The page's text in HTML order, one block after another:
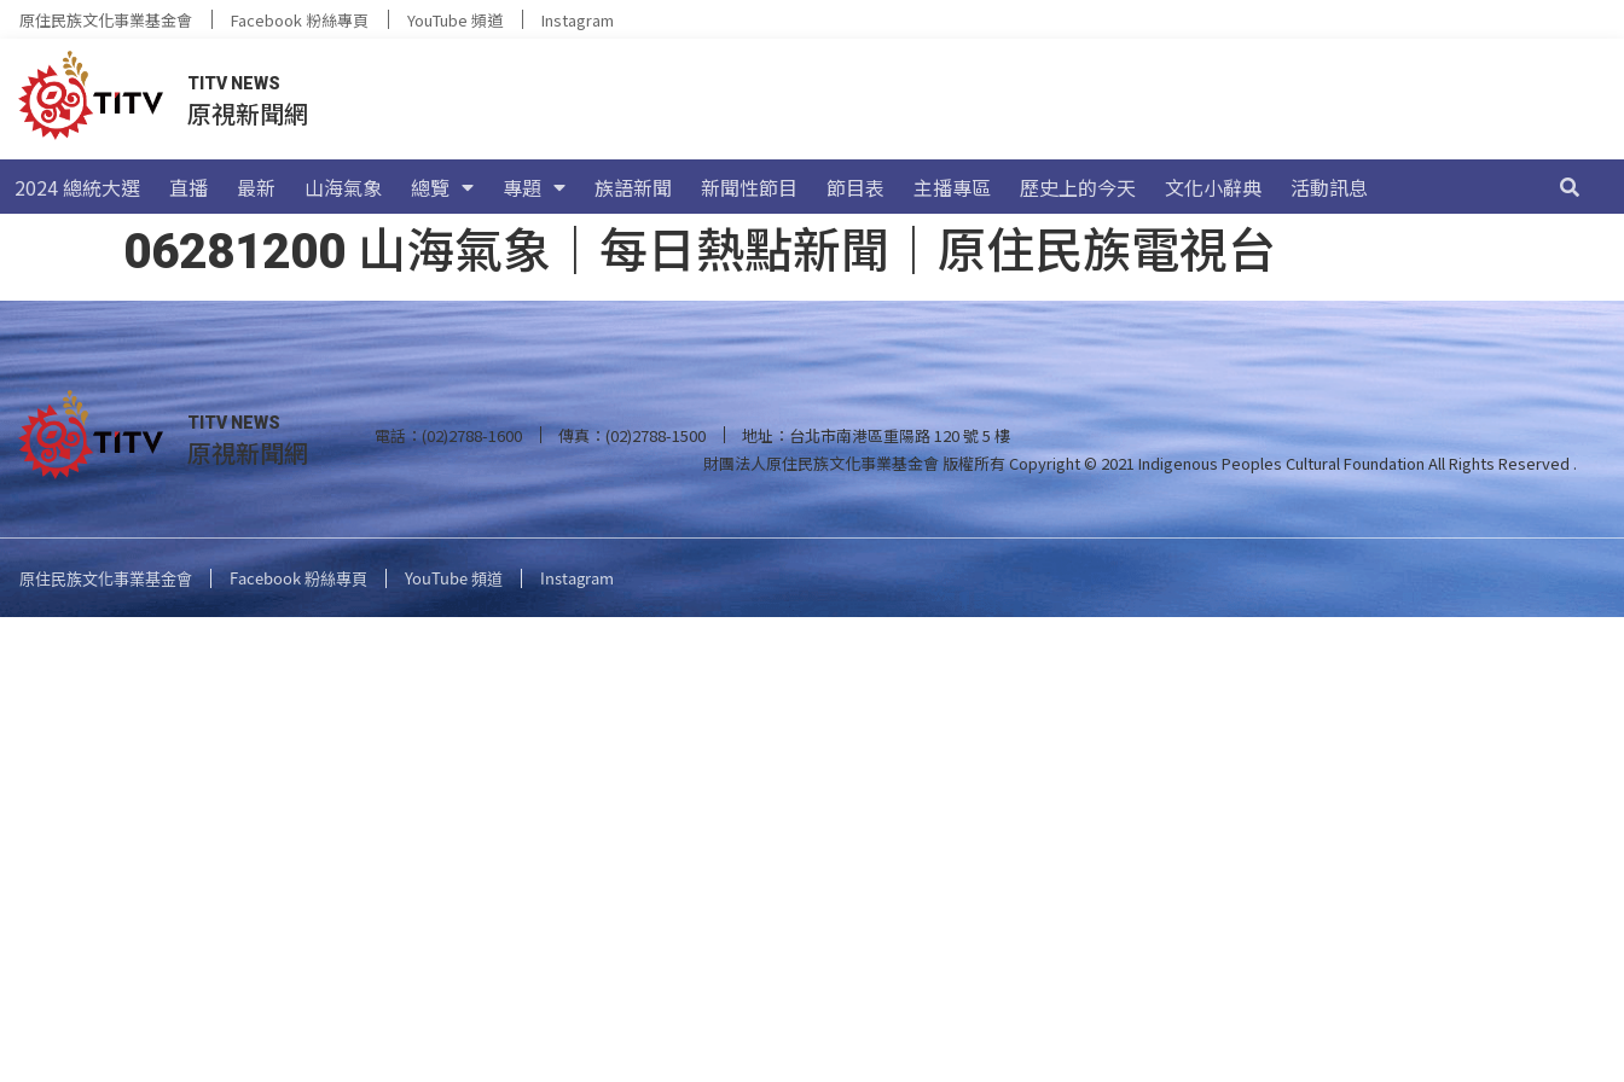
原住民族文化事業基金會 Facebook 粉絲專頁 YouTube 頻道 Instagram
TITV NEWS
原視新聞網
2024 總統大選 直播 最新 山海氣象 總覽 專題 族語新聞 新聞性節目 節目表 主播專區 歷史上的今天 文化小辭典 活動訊息
06281200 山海氣象｜每日熱點新聞｜原住民族電視台
TITV NEWS
原視新聞網 電話：(02)2788-1600 傳真：(02)2788-1500
地址：台北市南港區重陽路 120 號 5 樓
財團法人原住民族文化事業基金會 版權所有Copyright © 2021 Indigenous Peoples Cultural Foundation All Rights Reserved .
原住民族文化事業基金會 Facebook 粉絲專頁 YouTube 頻道 Instagram